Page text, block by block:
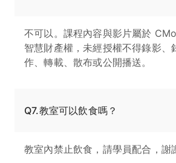
不可以。課程內容與影片屬於
智慧財產權，未經授權不得錄影、
作、轉載、散布或公開播送。
Q7.教室可以飲食嗎？
教室內禁止飲食，請學員配合，謝